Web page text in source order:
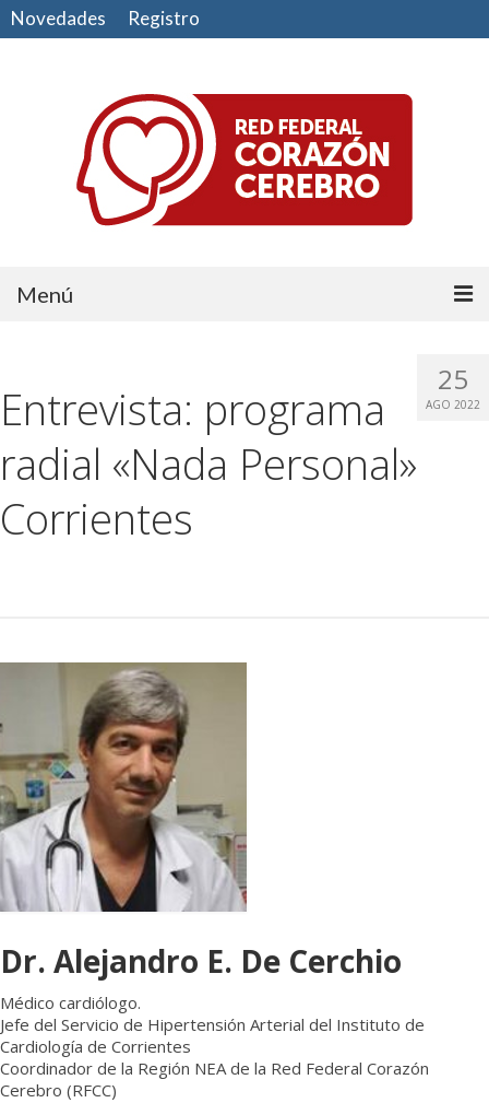
Novedades Registro
Menú
CUIDE SU CORAZÓN
CUIDE SU CEREBRO
Médicos
25
AGO 2022
Entrevista: programa
radial «Nada Personal»
Corrientes
Dr. Alejandro E. De Cerchio
Médico cardiólogo.
Jefe del Servicio de Hipertensión Arterial del Instituto de
Cardiología de Corrientes
Coordinador de la Región NEA de la Red Federal Corazón
Cerebro (RFCC)